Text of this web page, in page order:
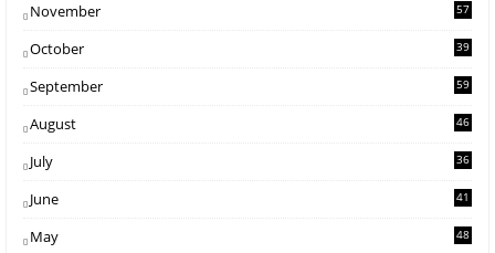
November 57
October 39
September 59
August 46
July 36
June 41
May 48